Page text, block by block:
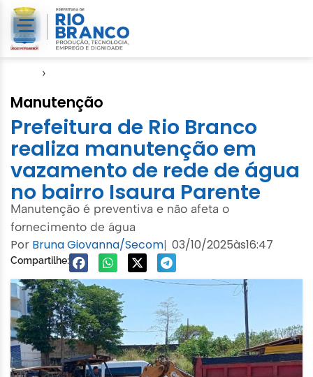
›
Manutenção
Prefeitura de Rio Branco
realiza manutenção em
vazamento de rede de água
no bairro Isaura Parente
Manutenção é preventiva e não afeta o
fornecimento de água
Por Bruna Giovanna/Secom| 03/10/2025às16:47
Compartilhe: